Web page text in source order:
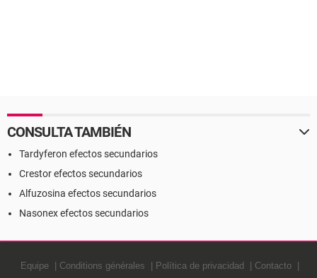
CONSULTA TAMBIÉN
Tardyferon efectos secundarios
Crestor efectos secundarios
Alfuzosina efectos secundarios
Nasonex efectos secundarios
Equipe Conditions générales Política de privacidad Contacto